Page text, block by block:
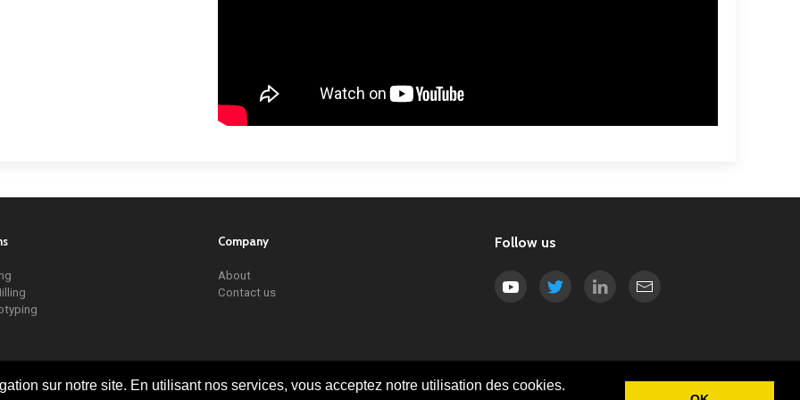
sur notre site. En utilisant nos services, vous acceptez notre utilisation des cookies.
sur notre site. En utilisant nos services, vous acceptez notre utilisation des cookies.
Company
About
Contact us
Follow us